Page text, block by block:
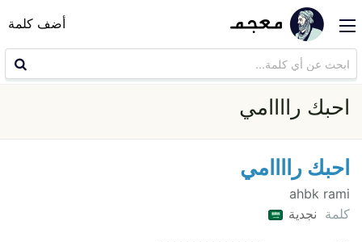
أضف كلمة
احبك راااامي
احبك راااامي
ahbk rami
كلمة نجدية